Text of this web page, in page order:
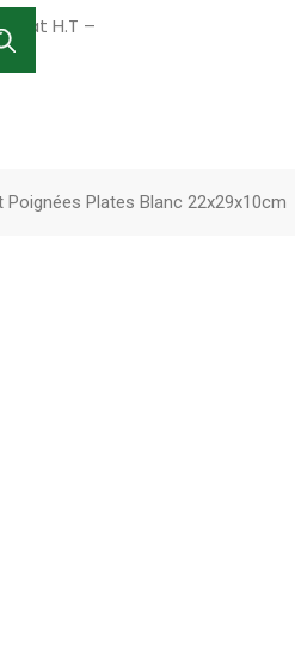
H.T –
Poignées Plates Blanc 22x29x10cm